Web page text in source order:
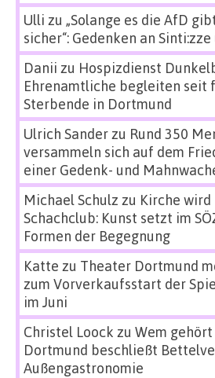
Ulli zu „Solange es die AfD
sicher“: Gedenken an
Danii zu Hospizdienst
Ehrenamtliche begleiten seit
Sterbende in Dortmund
Ulrich Sanderzu Rund 350
versammeln sich auf dem
einer Gedenk- und
Michael Schulz zu Kirche wird
Schachclub: Kunst setzt im
Formen der Begegnung
Katte zu Theater Dortmund
zum Vorverkaufsstart der
im Juni
Christel Loock zu Wem
Dortmund beschließt
Außengastronomie